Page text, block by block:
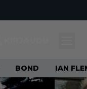
BOND IAN